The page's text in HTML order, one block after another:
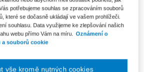
Bohumil Havel,Lenka Vostrá
5/2025
844
potřebujeme souhlas se zpracováním souborů
které se dočasně ukládají ve vašem prohlížeči.
souhlasu. Data využijeme ke zlepšování našich
webu přímo Vám na míru. Oznámení o
a souborů cookie
vše kromě nutných cookies